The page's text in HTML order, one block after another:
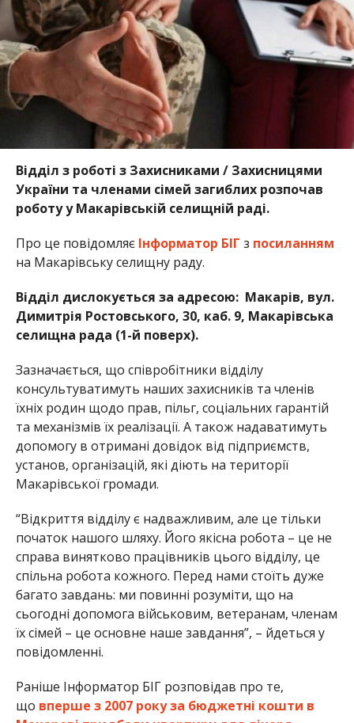
Відділ з роботі з Захисниками / Захисницями
України та членами сімей загиблих розпочав
роботу у Макарівській селищній раді.
Про це повідомляє Інформатор БІГ з посиланням
на Макарівську селищну раду.
Відділ дислокується за адресою: Макарів, вул.
Димитрія Ростовського, 30, каб. 9, Макарівська
селищна рада (1-й поверх).
Зазначається, що співробітники відділу
консультуватимуть наших захисників та членів
їхніх родин щодо прав, пільг, соціальних гарантій
та механізмів їх реалізації. А також надаватимуть
допомогу в отримані довідок від підприємств,
установ, організацій, які діють на території
Макарівської громади.
“Відкриття відділу є надважливим, але це тільки
початок нашого шляху. Його якісна робота – це не
справа винятково працівників цього відділу, це
спільна робота кожного. Перед нами стоїть дуже
багато завдань: ми повинні розуміти, що на
сьогодні допомога військовим, ветеранам, членам
їх сімей – це основне наше завдання”, – йдеться у
повідомленні.
Раніше Інформатор БІГ розповідав про те,
що вперше з 2007 року за бюджетні кошти в